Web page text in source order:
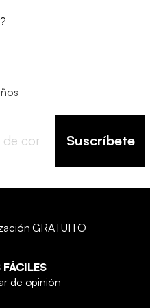
Suscríbete
GRATUITO
de opinión